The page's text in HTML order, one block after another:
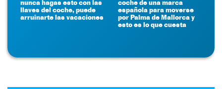
nunca hagas esto con las
llaves del coche, puede
arruinarte las vacaciones
coche de una marca
española para moverse
por Palma de Mallorca y
esto es lo que cuesta